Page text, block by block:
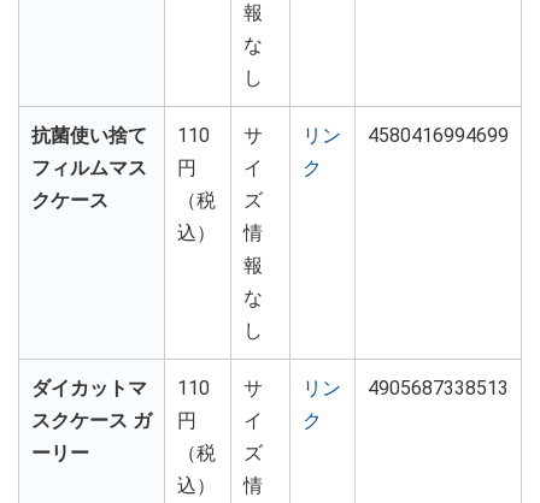
報
な
し
抗菌使い捨て
フィルムマス
クケース
110
円
（税
込）
サ
イ
ズ
情
報
な
し
リン
ク
4580416994699
ダイカットマ
スクケース ガ
ーリー
110
円
（税
込）
サ
イ
ズ
情
リン
ク
4905687338513